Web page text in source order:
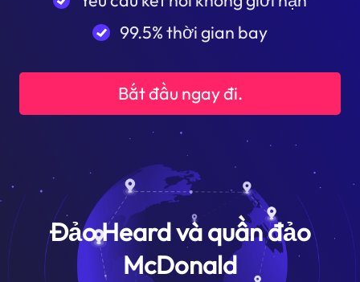
99.5% thời gian bay
Bắt đầu ngay đi.
Đảo Heard và quần đảo
McDonald